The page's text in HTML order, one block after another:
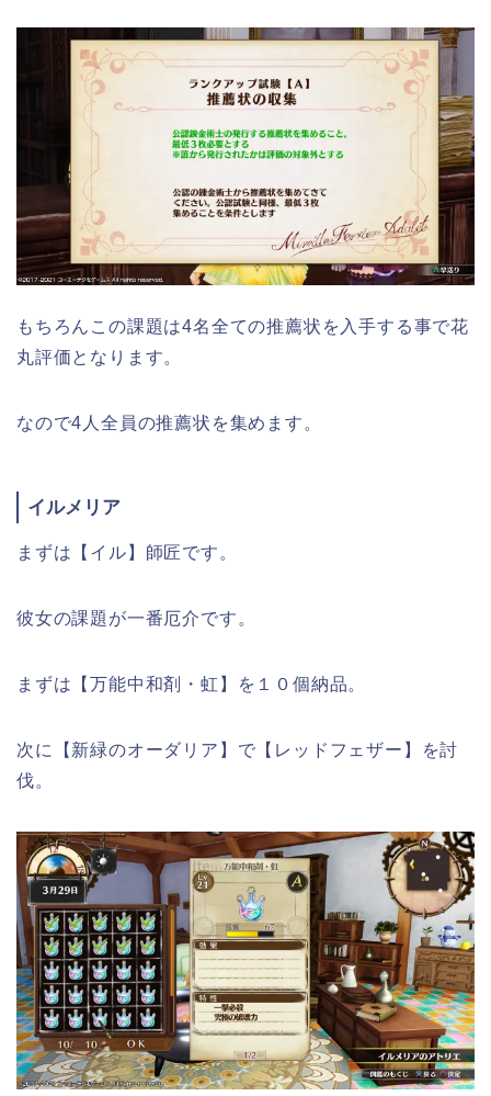
もちろんこの課題は4名全ての推薦状を入手する事で花
丸評価となります。
なので4人全員の推薦状を集めます。
イルメリア
まずは【イル】師匠です。
彼女の課題が一番厄介です。
まずは【万能中和剤・虹】を１０個納品。
次に【新緑のオーダリア】で【レッドフェザー】を討
伐。